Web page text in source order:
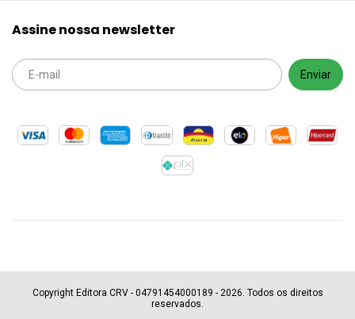
Assine nossa newsletter
Copyright Editora CRV - 04791454000189 - 2026. Todos os direitos
reservados.